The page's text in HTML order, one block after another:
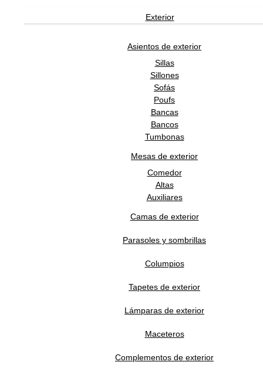
Exterior
Asientos de exterior
Sillas
Sillones
Sofás
Poufs
Bancas
Bancos
Tumbonas
Mesas de exterior
Comedor
Altas
Auxiliares
Camas de exterior
Parasoles y sombrillas
Columpios
Tapetes de exterior
Lámparas de exterior
Maceteros
Complementos de exterior
TRES TINTAS BARCELONA
política de privacidad